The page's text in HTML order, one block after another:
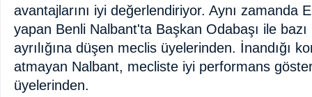
avantajlarını iyi değerlendiriyor. Aynı zamanda
yapan Benli Nalbant'ta Başkan Odabaşı ile
ayrılığına düşen meclis üyelerinden. İnandığı
atmayan Nalbant, mecliste iyi performans
üyelerinden.